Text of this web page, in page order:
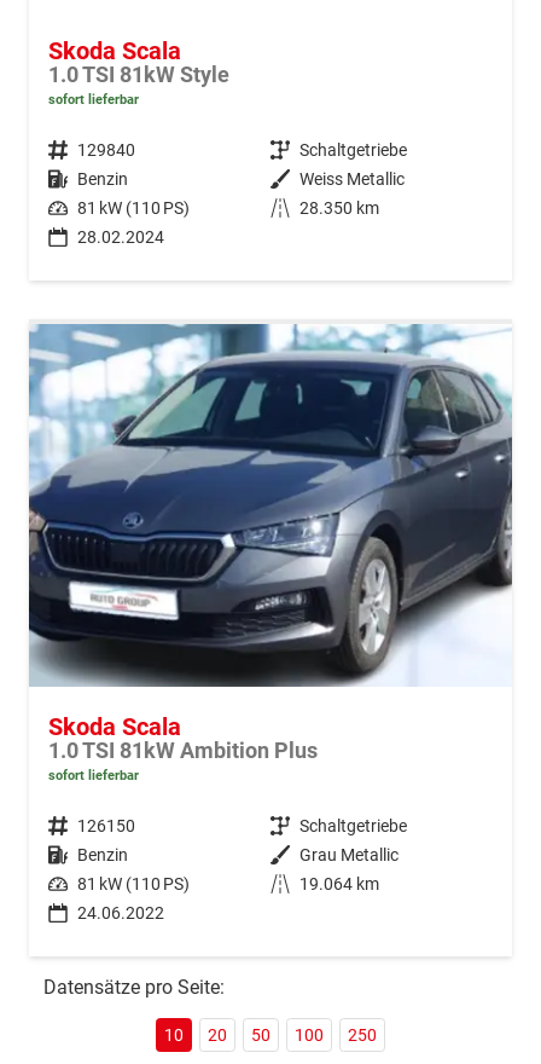
Skoda Scala
1.0 TSI 81kW Style
sofort lieferbar
Fahrzeugnr. 129840 Getriebe Schaltgetriebe
Kraftstoff Benzin Außenfarbe Weiss Metallic
Leistung 81 kW (110 PS) Kilometerstand 28.350 km
28.02.2024
Skoda Scala
1.0 TSI 81kW Ambition Plus
sofort lieferbar
Fahrzeugnr. 126150 Getriebe Schaltgetriebe
Kraftstoff Benzin Außenfarbe Grau Metallic
Leistung 81 kW (110 PS) Kilometerstand
19.064 km
24.06.2022
Datensätze pro Seite:
10 20 50 100 250